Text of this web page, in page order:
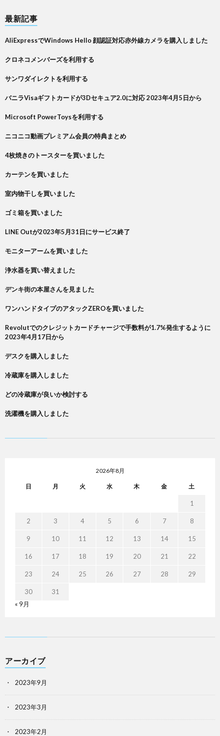
最新記事
AliExpressでWindows Hello 顔認証対応赤外線カメラを購入しました
クロネコメンバーズを利用する
サンワダイレクトを利用する
バニラVisaギフトカードが3Dセキュア2.0に対応 2023年4月5日から
Microsoft PowerToysを利用する
ニコニコ動画プレミアム会員の特典まとめ
4枚焼きのトースターを買いました
カーテンを買いました
室内物干しを買いました
ゴミ箱を買いました
LINE Outが2023年5月31日にサービス終了
モニターアームを買いました
浄水器を買い替えました
デンキ街の本屋さんを見ました
ワンハンドタイプのアタックZEROを買いました
Revolutでのクレジットカードチャージで手数料が1.7%発生するように
2023年4月17日から
デスクを購入しました
冷蔵庫を購入しました
どの冷蔵庫が良いか検討する
洗濯機を購入しました
2026年8月
日 月 火 水 木 金 土
1
2 3 4 5 6 7 8
9 10 11 12 13 14 15
16 17 18 19 20 21 22
23 24 25 26 27 28 29
30
31
« 9月
アーカイブ
2023年9月
2023年3月
2023年2月